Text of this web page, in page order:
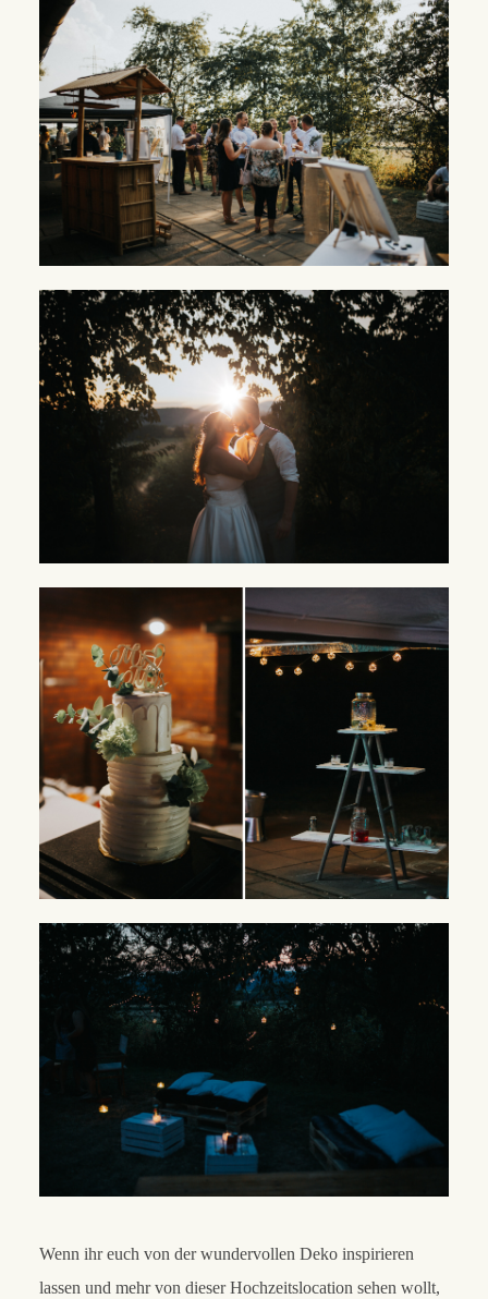
Wenn ihr euch von der wundervollen Deko inspirieren
lassen und mehr von dieser Hochzeitslocation sehen wollt,